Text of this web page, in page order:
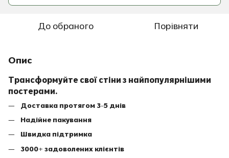
До обраного Порівняти
Опис
Трансформуйте свої стіни з найпопулярнішими
постерами.
Доставка протягом 3-5 днів
Надійне пакування
Швидка підтримка
3000+ задоволених клієнтів